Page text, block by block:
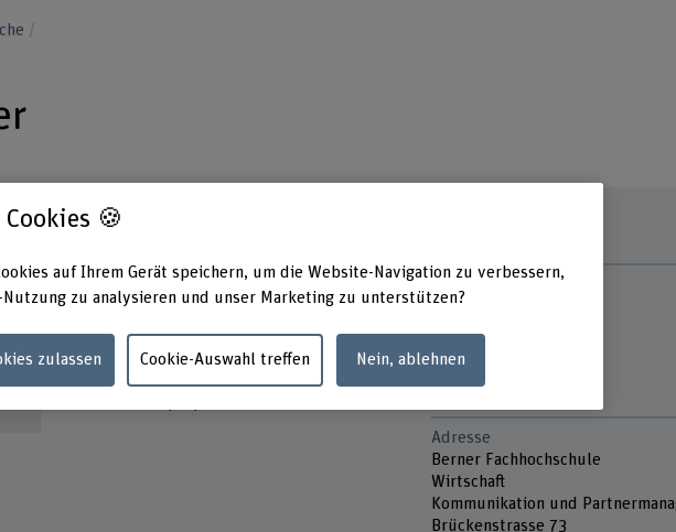
E-Mail anzeigen
Montagvormittag
Mittwoch
Adresse
Berner Fachhochschule
Wirtschaft
Kommunikation und
Brückenstrasse 73
🍪
auf Ihrem Gerät speichern, um die Website-Navigation zu verbessern,
zu analysieren und unser Marketing zu unterstützen?
zulassen Cookie-Auswahl treffen Nein, ablehnen